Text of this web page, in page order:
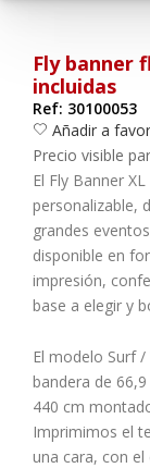
Fly banner
incluidas
Ref: 30100053
Añadir a
Precio visible
El Fly Banner XL
personalizable,
grandes
disponible en
impresión,
base a elegir y
El modelo Surf /
bandera de
440 cm
Imprimimos el
una cara, con el